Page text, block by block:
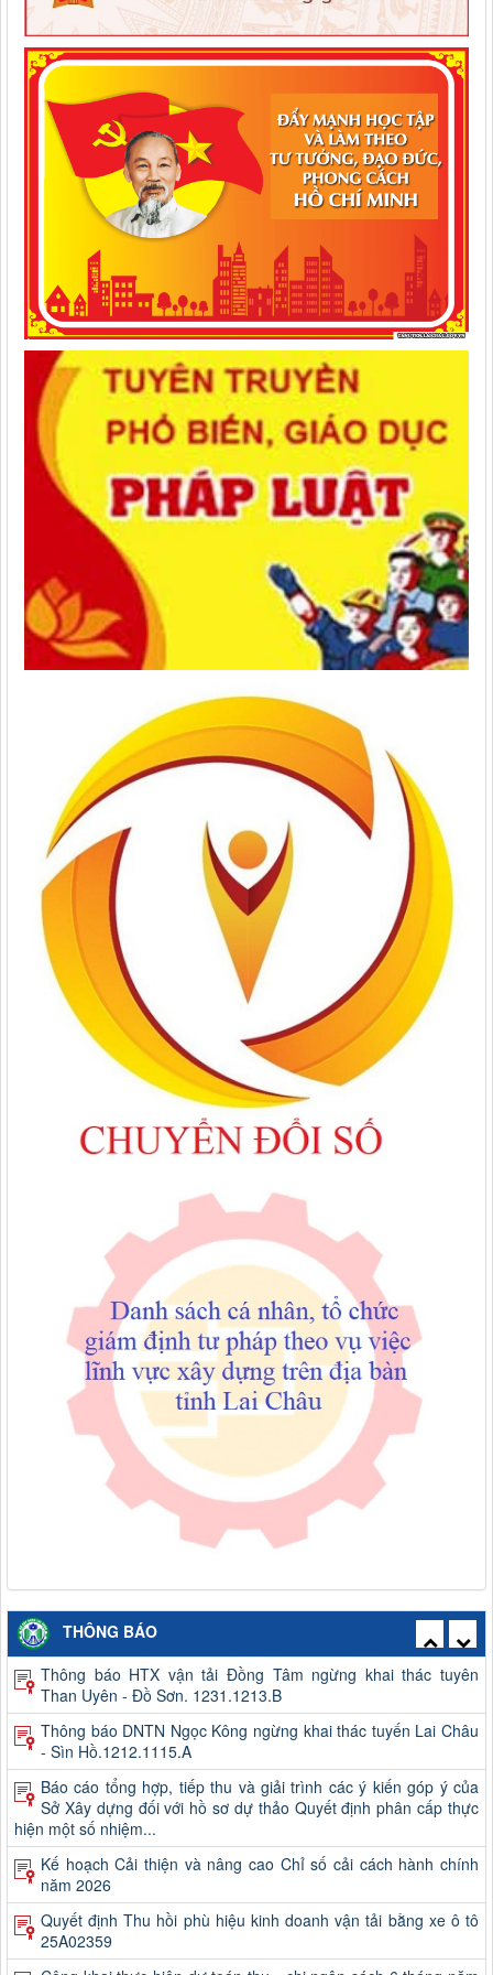
THÔNG BÁO
Thông báo công khai việc mua sắm, hình thành tài sản công
năm 2026
Thông báo HTX vận tải Đồng Tâm ngừng khai thác tuyên
Than Uyên - Đồ Sơn. 1231.1213.B
Thông báo DNTN Ngọc Kông ngừng khai thác tuyến Lai Châu
- Sìn Hồ.1212.1115.A
Báo cáo tổng hợp, tiếp thu và giải trình các ý kiến góp ý của
Sở Xây dựng đối với hồ sơ dự thảo Quyết định phân cấp thực
hiện một số nhiệm...
Kế hoạch Cải thiện và nâng cao Chỉ số cải cách hành chính
năm 2026
Quyết định Thu hồi phù hiệu kinh doanh vận tải bằng xe ô tô
25A02359